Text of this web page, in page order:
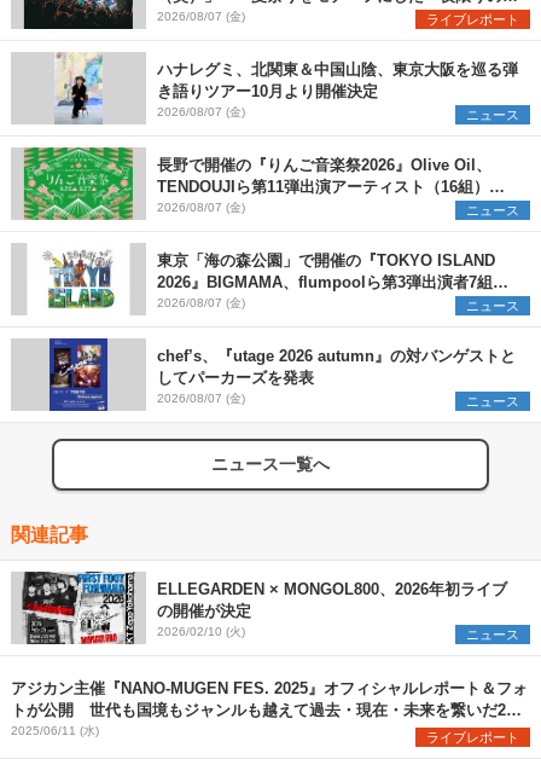
ペシャルライブ『色祭』レポート
2026/08/07 (金) ライブレポート
ハナレグミ、北関東＆中国山陰、東京大阪を巡る弾
き語りツアー10月より開催決定
2026/08/07 (金) ニュース
長野で開催の『りんご音楽祭2026』Olive Oil、
TENDOUJIら第11弾出演アーティスト（16組）を
発表
2026/08/07 (金) ニュース
東京「海の森公園」で開催の『TOKYO ISLAND
2026』BIGMAMA、flumpoolら第3弾出演者7組を
発表 ワークショップ・アート出展者を募集
2026/08/07 (金) ニュース
chef’s、『utage 2026 autumn』の対バンゲストと
してパーカーズを発表
2026/08/07 (金) ニュース
ニュース一覧へ
関連記事
ELLEGARDEN × MONGOL800、2026年初ライブ
の開催が決定
2026/02/10 (火) ニュース
アジカン主催『NANO-MUGEN FES. 2025』オフィシャルレポート＆フォ
トが公開 世代も国境もジャンルも越えて過去・現在・未来を繋いだ2日
間
2025/06/11 (水) ライブレポート